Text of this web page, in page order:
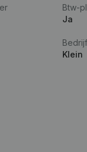
Btw-
Ja
Klein